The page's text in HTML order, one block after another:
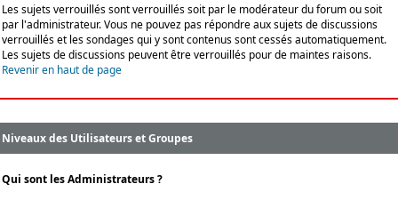
Les sujets verrouillés sont verrouillés soit par le modérateur du forum ou soit
par l'administrateur. Vous ne pouvez pas répondre aux sujets de discussions
verrouillés et les sondages qui y sont contenus sont cessés automatiquement.
Les sujets de discussions peuvent être verrouillés pour de maintes raisons.
Revenir en haut de page
Niveaux des Utilisateurs et Groupes
Qui sont les Administrateurs ?